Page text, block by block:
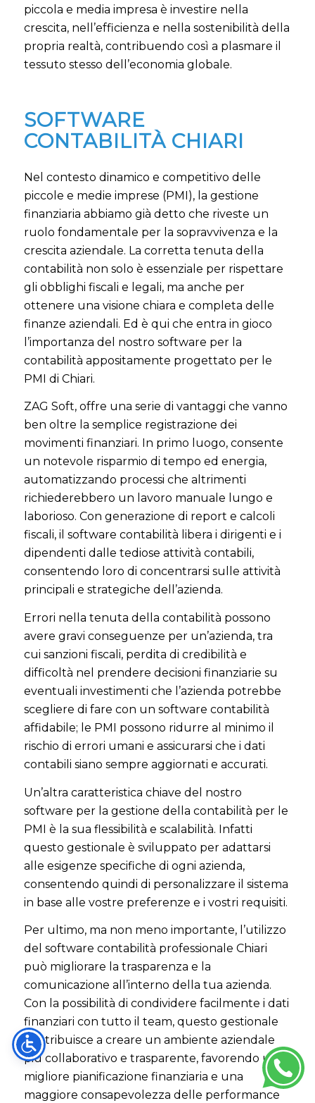
piccola e media impresa è investire nella
crescita, nell’efficienza e nella sostenibilità della
propria realtà, contribuendo così a plasmare il
tessuto stesso dell’economia globale.
SOFTWARE
CONTABILITÀ CHIARI
Nel contesto dinamico e competitivo delle
piccole e medie imprese (PMI), la gestione
finanziaria abbiamo già detto che riveste un
ruolo fondamentale per la sopravvivenza e la
crescita aziendale. La corretta tenuta della
contabilità non solo è essenziale per rispettare
gli obblighi fiscali e legali, ma anche per
ottenere una visione chiara e completa delle
finanze aziendali. Ed è qui che entra in gioco
l’importanza del nostro software per la
contabilità appositamente progettato per le
PMI di Chiari.
ZAG Soft, offre una serie di vantaggi che vanno
ben oltre la semplice registrazione dei
movimenti finanziari. In primo luogo, consente
un notevole risparmio di tempo ed energia,
automatizzando processi che altrimenti
richiederebbero un lavoro manuale lungo e
laborioso. Con generazione di report e calcoli
fiscali, il software contabilità libera i dirigenti e i
dipendenti dalle tediose attività contabili,
consentendo loro di concentrarsi sulle attività
principali e strategiche dell’azienda.
Errori nella tenuta della contabilità possono
avere gravi conseguenze per un’azienda, tra
cui sanzioni fiscali, perdita di credibilità e
difficoltà nel prendere decisioni finanziarie su
eventuali investimenti che l’azienda potrebbe
scegliere di fare con un software contabilità
affidabile; le PMI possono ridurre al minimo il
rischio di errori umani e assicurarsi che i dati
contabili siano sempre aggiornati e accurati.
Un’altra caratteristica chiave del nostro
software per la gestione della contabilità per le
PMI è la sua flessibilità e scalabilità. Infatti
questo gestionale è sviluppato per adattarsi
alle esigenze specifiche di ogni azienda,
consentendo quindi di personalizzare il sistema
in base alle vostre preferenze e i vostri requisiti.
Per ultimo, ma non meno importante, l’utilizzo
del software contabilità professionale Chiari
può migliorare la trasparenza e la
comunicazione all’interno della tua azienda.
Con la possibilità di condividere facilmente i dati
finanziari con tutto il team, questo gestionale
contribuisce a creare un ambiente aziendale
più collaborativo e trasparente, favorendo una
migliore pianificazione finanziaria e una
maggiore consapevolezza delle performance